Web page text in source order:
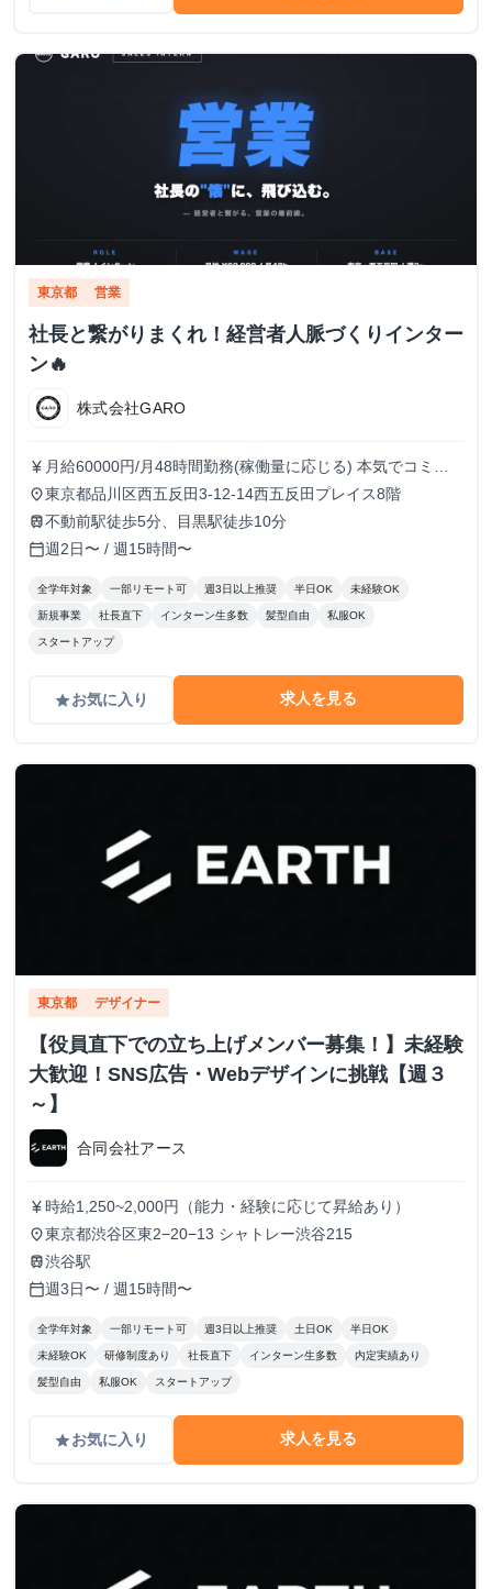
東京都 営業
社長と繋がりまくれ！経営者人脈づくりインター
ン🔥
株式会社GARO
currency_yen 月給60000円/月48時間勤務(稼働量に応じる) 本気でコミッ
トすれば、学生でも圧倒的な実績と報酬を得られる環境で
す！
place東京都品川区西五反田3-12-14西五反田プレイス8階
train不動前駅徒歩5分、目黒駅徒歩10分
calendar_today週2日〜 / 週15時間〜
全学年対象 一部リモート可 週3日以上推奨 半日OK 未経験OK
新規事業 社長直下 インターン生多数 髪型自由 私服OK
スタートアップ
gradeお気に入り 求人を見る
東京都 デザイナー
【役員直下での立ち上げメンバー募集！】未経験
大歓迎！SNS広告・Webデザインに挑戦【週３
～】
合同会社アース
currency_yen 時給1,250~2,000円（能力・経験に応じて昇給あり）
place東京都渋谷区東2−20−13 シャトレー渋谷215
train渋谷駅
calendar_today週3日〜 / 週15時間〜
全学年対象 一部リモート可 週3日以上推奨 土日OK 半日OK
未経験OK 研修制度あり 社長直下 インターン生多数 内定実績あり
髪型自由 私服OK スタートアップ
gradeお気に入り 求人を見る